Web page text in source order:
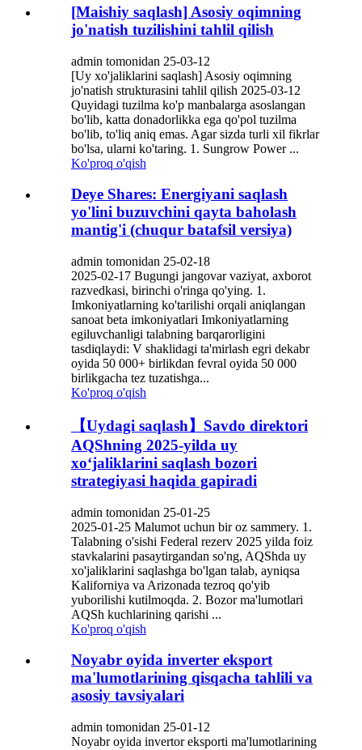
[Maishiy saqlash] Asosiy oqimning
jo'natish tuzilishini tahlil qilish
admin tomonidan 25-03-12
[Uy xo'jaliklarini saqlash] Asosiy oqimning
jo'natish strukturasini tahlil qilish 2025-03-12
Quyidagi tuzilma ko'p manbalarga asoslangan
bo'lib, katta donadorlikka ega qo'pol tuzilma
bo'lib, to'liq aniq emas. Agar sizda turli xil fikrlar
bo'lsa, ularni ko'taring. 1. Sungrow Power ...
Ko'proq o'qish
Deye Shares: Energiyani saqlash
yo'lini buzuvchini qayta baholash
mantig'i (chuqur batafsil versiya)
admin tomonidan 25-02-18
2025-02-17 Bugungi jangovar vaziyat, axborot
razvedkasi, birinchi o'ringa qo'ying. 1.
Imkoniyatlarning ko'tarilishi orqali aniqlangan
sanoat beta imkoniyatlari Imkoniyatlarning
egiluvchanligi talabning barqarorligini
tasdiqlaydi: V shaklidagi ta'mirlash egri dekabr
oyida 50 000+ birlikdan fevral oyida 50 000
birlikgacha tez tuzatishga...
Ko'proq o'qish
【Uydagi saqlash】Savdo direktori
AQShning 2025-yilda uy
xo‘jaliklarini saqlash bozori
strategiyasi haqida gapiradi
admin tomonidan 25-01-25
2025-01-25 Malumot uchun bir oz sammery. 1.
Talabning o'sishi Federal rezerv 2025 yilda foiz
stavkalarini pasaytirgandan so'ng, AQShda uy
xo'jaliklarini saqlashga bo'lgan talab, ayniqsa
Kaliforniya va Arizonada tezroq qo'yib
yuborilishi kutilmoqda. 2. Bozor ma'lumotlari
AQSh kuchlarining qarishi ...
Ko'proq o'qish
Noyabr oyida inverter eksport
ma'lumotlarining qisqacha tahlili va
asosiy tavsiyalari
admin tomonidan 25-01-12
Noyabr oyida invertor eksporti ma'lumotlarining